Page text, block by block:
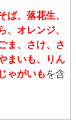
ば、落花生、
、オレンジ、
ま、さけ、さ
まいも、りん
ゃがいも を含